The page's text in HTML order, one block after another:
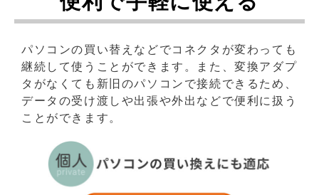
パソコンの買い替えなどでコネクタが変わっても
継続して使うことができます。また、変換アダプ
タがなくても新旧のパソコンで接続できるため、
データの受け渡しや出張や外出などで便利に扱う
ことができます。